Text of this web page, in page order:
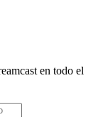
en todo el